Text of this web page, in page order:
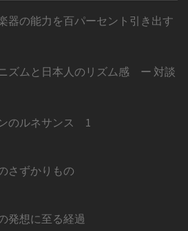
器の能力を百パーセント引き出す
ズムと日本人のリズム感 ー 対談
のルネサンス 1
さずかりもの
発想に至る経過